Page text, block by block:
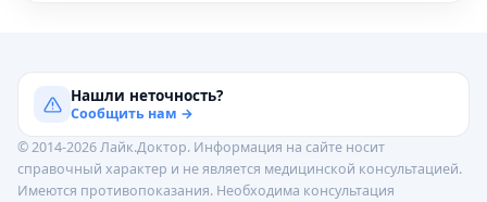
Нашли неточность?
Сообщить нам →
© 2014-2026 Лайк.Доктор. Информация на сайте носит
справочный характер и не является медицинской консультацией.
Имеются противопоказания. Необходима консультация